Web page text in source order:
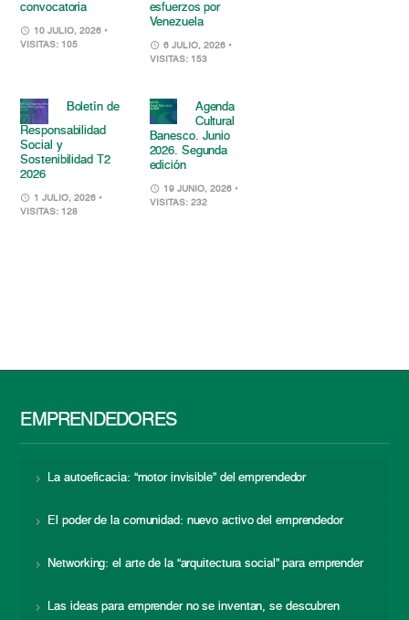
convocatoria
10 JULIO, 2026 •
VISITAS: 105
esfuerzos por
Venezuela
6 JULIO, 2026 •
VISITAS: 153
Boletín de
Responsabilidad
Social y
Sostenibilidad T2
2026
1 JULIO, 2026 •
VISITAS: 128
Agenda
Cultural
Banesco. Junio
2026. Segunda
edición
19 JUNIO, 2026 •
VISITAS: 232
EMPRENDEDORES
La autoeficacia: “motor invisible” del emprendedor
El poder de la comunidad: nuevo activo del emprendedor
Networking: el arte de la “arquitectura social” para emprender
Las ideas para emprender no se inventan, se descubren